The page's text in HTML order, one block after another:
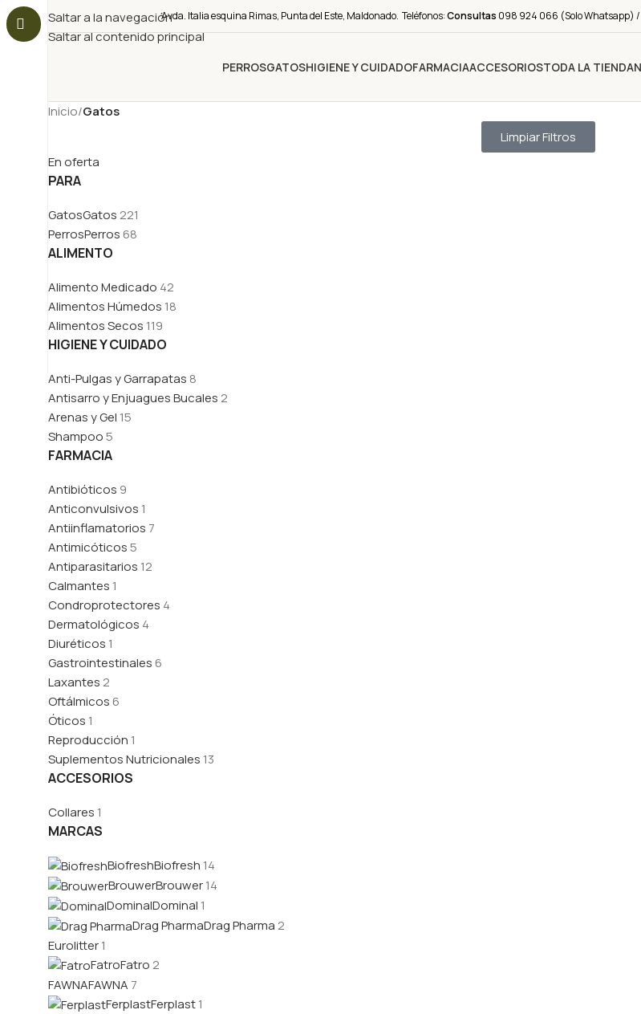
Saltar a la navegación
Saltar al contenido principal
Avda. Italia esquina Rimas, Punta del Este, Maldonado. Teléfonos:Consultas 098 924 066 (Solo Whatsapp) /
PERROSGATOSHIGIENE Y CUIDADOFARMACIAACCESORIOSTODA LA TIENDA
Inicio/Gatos
Limpiar Filtros
En oferta
PARA
GatosGatos 221
PerrosPerros68
ALIMENTO
Alimento Medicado 42
Alimentos Húmedos 18
Alimentos Secos 119
HIGIENE Y CUIDADO
Anti-Pulgas y Garrapatas 8
Antisarro y Enjuagues Bucales 2
Arenas y Gel 15
Shampoo5
FARMACIA
Antibióticos 9
Anticonvulsivos 1
Antiinflamatorios 7
Antimicóticos5
Antiparasitarios 12
Calmantes 1
Condroprotectores 4
Dermatológicos 4
Diuréticos 1
Gastrointestinales6
Laxantes 2
Oftálmicos6
Óticos 1
Reproducción 1
Suplementos Nutricionales 13
ACCESORIOS
Collares 1
MARCAS
BiofreshBiofresh 14
BrouwerBrouwer14
DominalDominal 1
Drag PharmaDrag Pharma 2
Eurolitter1
FatroFatro 2
FAWNAFAWNA 7
FerplastFerplast1